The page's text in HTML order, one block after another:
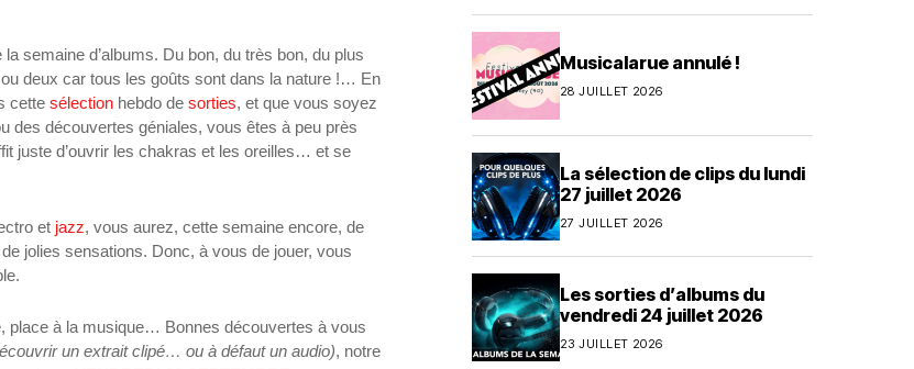
semaine d’albums. Du bon, du très bon, du plus
deux car tous les goûts sont dans la nature !… En
cette sélection hebdo de sorties, et que vous soyez
des découvertes géniales, vous êtes à peu près
juste d’ouvrir les chakras et les oreilles… et se
et jazz, vous aurez, cette semaine encore, de
jolies sensations. Donc, à vous de jouer, vous
place à la musique… Bonnes découvertes à vous
un extrait clipé… ou à défaut un audio), notre
Musicalarue annulé !
28 JUILLET 2026
La sélection de clips du lundi
27 juillet 2026
27 JUILLET 2026
Les sorties d’albums du
vendredi 24 juillet 2026
23 JUILLET 2026